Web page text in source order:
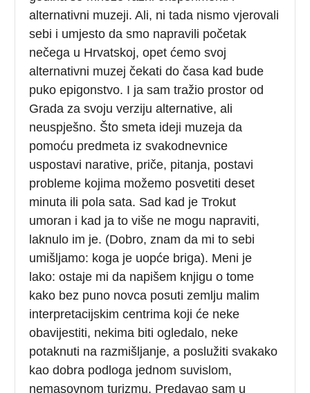
alternativni muzeji. Ali, ni tada nismo vjerovali
sebi i umjesto da smo napravili početak
nečega u Hrvatskoj, opet ćemo svoj
alternativni muzej čekati do časa kad bude
puko epigonstvo. I ja sam tražio prostor od
Grada za svoju verziju alternative, ali
neuspješno. Što smeta ideji muzeja da
pomoću predmeta iz svakodnevnice
uspostavi narative, priče, pitanja, postavi
probleme kojima možemo posvetiti deset
minuta ili pola sata. Sad kad je Trokut
umoran i kad ja to više ne mogu napraviti,
laknulo im je. (Dobro, znam da mi to sebi
umišljamo: koga je uopće briga). Meni je
lako: ostaje mi da napišem knjigu o tome
kako bez puno novca posuti zemlju malim
interpretacijskim centrima koji će neke
obavijestiti, nekima biti ogledalo, neke
potaknuti na razmišljanje, a poslužiti svakako
kao dobra podloga jednom suvislom,
nemasovnom turizmu. Predavao sam u